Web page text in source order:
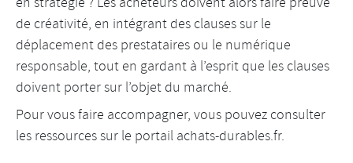
de créativité, en intégrant des clauses sur le
déplacement des prestataires ou le numérique
responsable, tout en gardant à l’esprit que les clauses
doivent porter sur l’objet du marché.
Pour vous faire accompagner, vous pouvez consulter
les ressources sur le portail achats-durables.fr.